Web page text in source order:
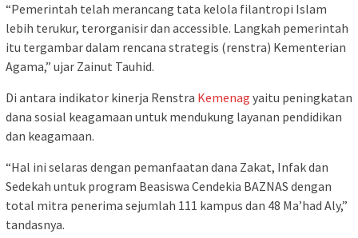
“Pemerintah telah merancang tata kelola filantropi Islam
lebih terukur, terorganisir dan accessible. Langkah pemerintah
itu tergambar dalam rencana strategis (renstra) Kementerian
Agama,” ujar Zainut Tauhid.
Di antara indikator kinerja Renstra Kemenag yaitu peningkatan
dana sosial keagamaan untuk mendukung layanan pendidikan
dan keagamaan.
“Hal ini selaras dengan pemanfaatan dana Zakat, Infak dan
Sedekah untuk program Beasiswa Cendekia BAZNAS dengan
total mitra penerima sejumlah 111 kampus dan 48 Ma’had Aly,”
tandasnya.